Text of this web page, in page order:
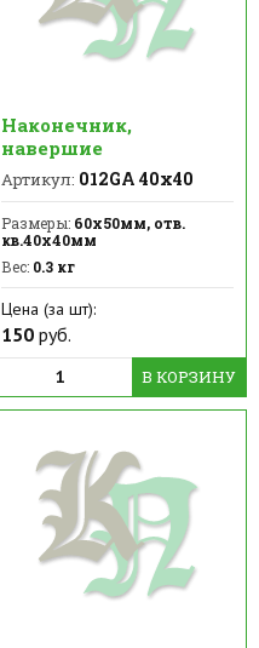
Наконечник,
навершие
Артикул: 012GA 40х40
Размеры:60х50мм, отв.
кв.40х40мм
Вес:0.3 кг
Цена (за шт):
150руб.
В КОРЗИНУ